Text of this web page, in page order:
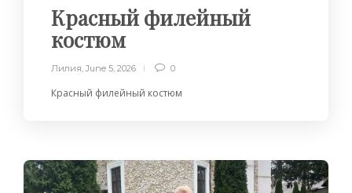
Красный филейный
костюм
Лилия June 5, 2026 0
Красный филейный костюм